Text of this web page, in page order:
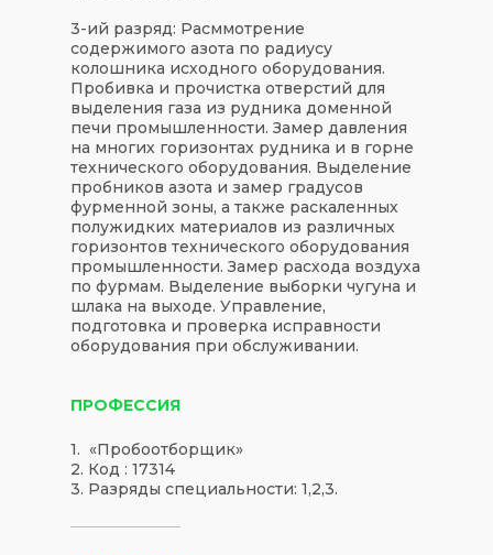
3-ий разряд: Расммотрение
содержимого азота по радиусу
колошника исходного оборудования.
Пробивка и прочистка отверстий для
выделения газа из рудника доменной
печи промышленности. Замер давления
на многих горизонтах рудника и в горне
технического оборудования. Выделение
пробников азота и замер градусов
фурменной зоны, а также раскаленных
полужидких материалов из различных
горизонтов технического оборудования
промышленности. Замер расхода воздуха
по фурмам. Выделение выборки чугуна и
шлака на выходе. Управление,
подготовка и проверка исправности
оборудования при обслуживании.
ПРОФЕССИЯ
1. «Пробоотборщик»
2. Код : 17314
3. Разряды специальности: 1,2,3.